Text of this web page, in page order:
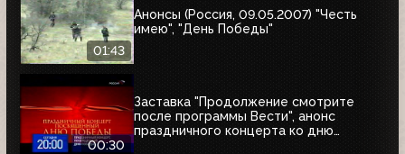
01:43
Анонсы (Россия, 09.05.2007) "Честь
имею", "День Победы"
00:30
Заставка "Продолжение смотрите
после программы Вести", анонс
праздничного концерта ко дню